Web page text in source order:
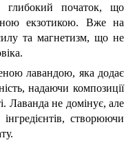
глибокий початок, що
екзотикою. Вже на
та магнетизм, що не
лавандою, яка додає
надаючи композиції
Лаванда не домінує, але
створюючи